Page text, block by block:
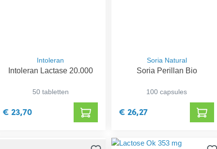
Intoleran
Intoleran Lactase 20.000
50 tabletten
€ 23,70
Soria Natural
Soria Perillan Bio
100 capsules
€ 26,27